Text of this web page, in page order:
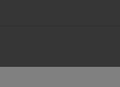
Ti kolačići ne